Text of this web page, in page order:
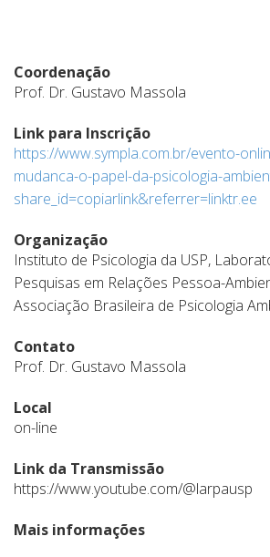
Coordenação
Prof. Dr. Gustavo Massola
Link para Inscrição
https://www.sympla.com.br/evento-
mudanca-o-papel-da-psicologia-
share_id=copiarlink&referrer=linktr.ee
Organização
Instituto de Psicologia da USP,
Pesquisas em Relações Pessoa-
Associação Brasileira de Psicologia
Contato
Prof. Dr. Gustavo Massola
Local
on-line
Link da Transmissão
https://www.youtube.com/@larpausp
Mais informações